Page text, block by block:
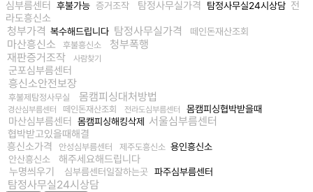
심부름센터
후불가능 증거조작 탐정사무실가격 탐정사무실24시상담 전
라도흥신소
청부가격 복수해드립니다 탐정사무실가격 떼인돈재산조회
마산흥신소 후불흥신소
청부폭행
재판증거조작
사람찾기
군포심부름센터
흥신소안전보장
후불제탐정사무실 몸캠피싱대처방법
경산심부름센터 떼인돈재산조회 전라도심부름센터 몸캠피싱협박받을때
마산심부름센터 몸캠피싱해킹삭제 서울심부름센터
협박받고있을때해결
흥신소가격
안성심부름센터 제주도흥신소 용인흥신소
안산흥신소
해주세요해드립니다
누명씌우기
심부름센터일잘하는곳 파주심부름센터
탐정사무실24시상담